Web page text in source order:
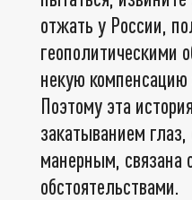
отжать у России,
геополитическими
некую компенсацию
Поэтому эта
закатыванием
манерным, связана
обстоятельствами.